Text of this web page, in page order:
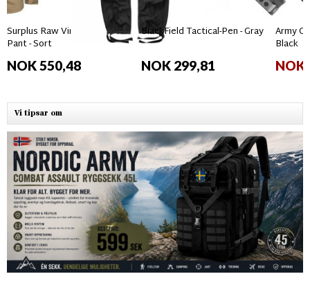
Surplus Raw Vintage Airborne
Pant - Sort
NOK 550,48
BlackField Tactical-Pen - Gray
NOK 299,81
Army
Black
NOK
Vi tipsar om